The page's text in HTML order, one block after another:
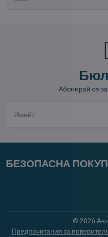
Абонирай се
БЕЗОПАСНА
©2026
Предпочитания за